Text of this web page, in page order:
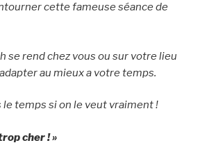
cette fameuse séance de
se rend chez vous ou sur votre lieu
au mieux a votre temps.
le temps si on le veut vraiment !
cher ! »